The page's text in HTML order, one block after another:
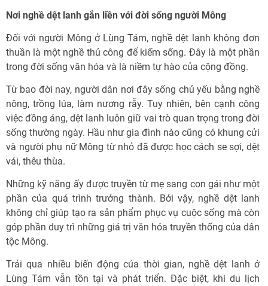
Nơi nghề dệt lanh gắn liền với đời sống người Mông
Đối với người Mông ở Lùng Tám, nghề dệt lanh không đơn
thuần là một nghề thủ công để kiếm sống. Đây là một phần
trong đời sống văn hóa và là niềm tự hào của cộng đồng.
Từ bao đời nay, người dân nơi đây sống chủ yếu bằng nghề
nông, trồng lúa, làm nương rẫy. Tuy nhiên, bên cạnh công
việc đồng áng, dệt lanh luôn giữ vai trò quan trọng trong đời
sống thường ngày. Hầu như gia đình nào cũng có khung cửi
và người phụ nữ Mông từ nhỏ đã được học cách se sợi, dệt
vải, thêu thùa.
Những kỹ năng ấy được truyền từ mẹ sang con gái như một
phần của quá trình trưởng thành. Bởi vậy, nghề dệt lanh
không chỉ giúp tạo ra sản phẩm phục vụ cuộc sống mà còn
góp phần duy trì những giá trị văn hóa truyền thống của dân
tộc Mông.
Trải qua nhiều biến động của thời gian, nghề dệt lanh ở
Lùng Tám vẫn tồn tại và phát triển. Đặc biệt, khi du lịch